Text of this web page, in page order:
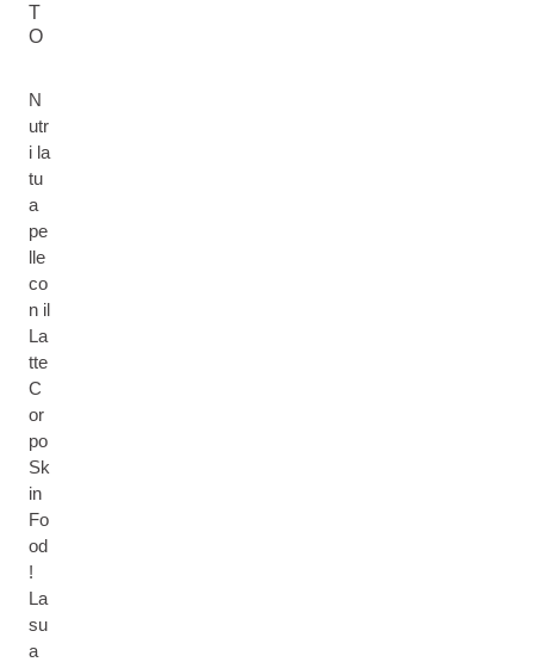
T
O
N
utr
i la
tu
a
pe
lle
co
n il
La
tte
C
or
po
Sk
in
Fo
od
!
La
su
a